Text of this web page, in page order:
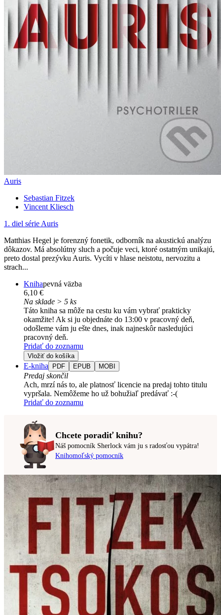
Auris
Sebastian Fitzek
Vincent Kliesch
1. diel série Auris
Matthias Hegel je forenzný fonetik, odborník na akustickú analýzu
dôkazov. Má absolútny sluch a počuje veci, ktoré ostatným unikajú,
preto dostal prezývku Auris. Vycíti v hlase neistotu, nervozitu a
strach...
Knihapevná väzba
6,10 €
Na sklade > 5 ks
Táto kniha sa môže na cestu ku vám vybrať prakticky
okamžite! Ak si ju objednáte do 13:00 v pracovný deň,
odošleme vám ju ešte dnes, inak najneskôr nasledujúci
pracovný deň.
Pridať do zoznamu
Vložiť do košíka
E-kniha PDF EPUB MOBI
Predaj skončil
Ach, mrzí nás to, ale platnosť licencie na predaj tohto titulu
vypršala. Nemôžeme ho už bohužiaľ predávať :-(
Pridať do zoznamu
Chcete poradiť knihu?
Náš pomocník Sherlock vám ju s radosťou vypátra!
Knihomoľský pomocník